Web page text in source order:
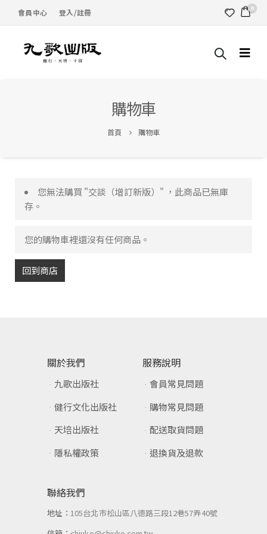
會員中心 登入/註冊 0
購物車
首頁 購物車
您無法購買 "交談（增訂新版）" ，此商品已無庫
存。
您的購物車裡還沒有任何商品。
回到商店
關於我們
九歌出版社
健行文化出版社
天培出版社
隱私權政策
服務說明
會員常見問題
購物常見問題
配送取貨問題
退換貨及退款
聯絡我們
地址：105台北市松山區八德路三段12巷57弄40號